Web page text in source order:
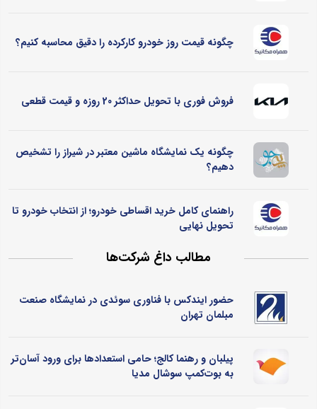
چگونه قیمت روز خودرو کارکرده را دقیق محاسبه کنیم؟
فروش فوری با تحویل حداکثر 20 روزه و قیمت قطعی
چگونه یک نمایشگاه ماشین معتبر در شیراز را تشخیص
دهیم؟
راهنمای کامل خرید اقساطی خودرو؛ از انتخاب خودرو تا
تحویل نهایی
مطالب داغ شرکت‌ها
حضور ایندکس با فناوری سوئدی در نمایشگاه صنعت
مبلمان تهران
پیلبان و رهنما کالج؛ حامی استعدادها برای ورود آسان‌تر
به بوت‌کمپ سوشال مدیا